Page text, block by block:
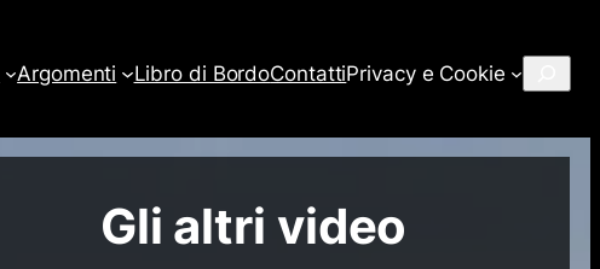
Argomenti Libro di BordoContattiPrivacy e Cookie
Gli altri video